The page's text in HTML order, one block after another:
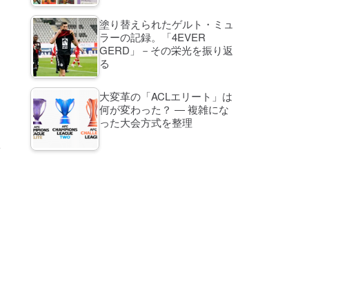
塗り替えられたゲルト・ミュ
ラーの記録。「4EVER
GERD」－その栄光を振り返
る
大変革の「ACLエリート」は
何が変わった？ ― 複雑にな
った大会方式を整理